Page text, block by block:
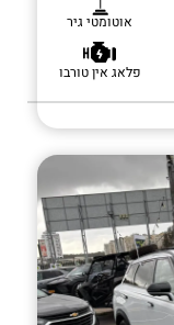
אוטומטי גיר
פלאג אין טורבו